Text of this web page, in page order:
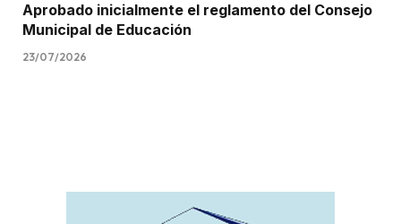
Aprobado inicialmente el reglamento del Consejo
Municipal de Educación
23/07/2026